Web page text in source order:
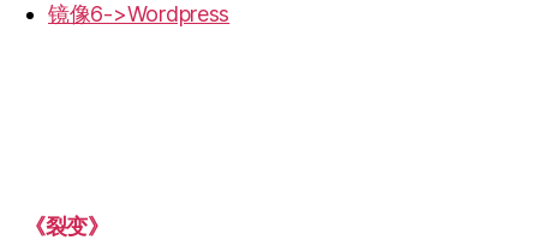
镜像6->Wordpress
《裂变》